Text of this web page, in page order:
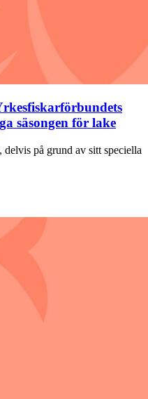
säsongen för lake
på grund av sitt speciella